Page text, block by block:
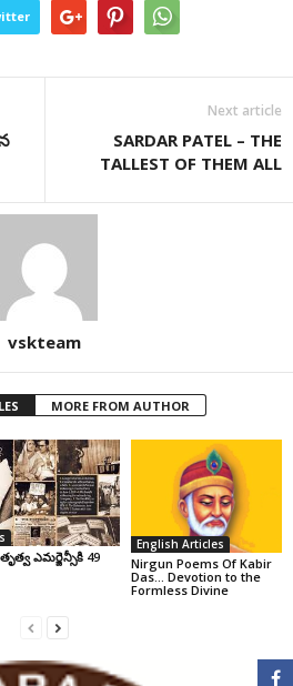
Next article
SARDAR PATEL – THE
TALLEST OF THEM ALL
vskteam
MORE FROM AUTHOR
ఎమర్జెన్సీకి 49
English Articles
Nirgun Poems Of Kabir
Das… Devotion to the
Formless Divine